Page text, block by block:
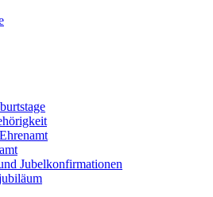
Jubelkonfirmationen